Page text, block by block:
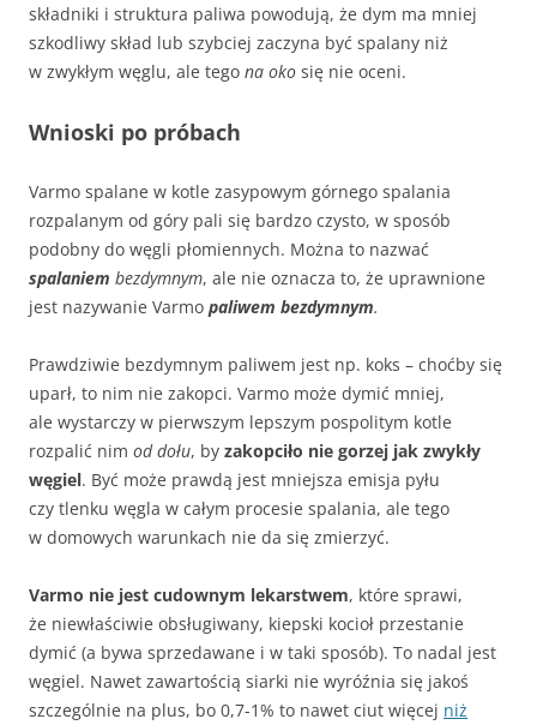
składniki i struktura paliwa powodują, że dym ma mniej
szkodliwy skład lub szybciej zaczyna być spalany niż
w zwykłym węglu, ale tego na oko się nie oceni.
Wnioski po próbach
Varmo spalane w kotle zasypowym górnego spalania
rozpalanym od góry pali się bardzo czysto, w sposób
podobny do węgli płomiennych. Można to nazwać
spalaniem bezdymnym, ale nie oznacza to, że uprawnione
jest nazywanie Varmo paliwem bezdymnym.
Prawdziwie bezdymnym paliwem jest np. koks – choćby się
uparł, to nim nie zakopci. Varmo może dymić mniej,
ale wystarczy w pierwszym lepszym pospolitym kotle
rozpalić nim od dołu, by zakopciło nie gorzej jak zwykły
węgiel. Być może prawdą jest mniejsza emisja pyłu
czy tlenku węgla w całym procesie spalania, ale tego
w domowych warunkach nie da się zmierzyć.
Varmo nie jest cudownym lekarstwem, które sprawi,
że niewłaściwie obsługiwany, kiepski kocioł przestanie
dymić (a bywa sprzedawane i w taki sposób). To nadal jest
węgiel. Nawet zawartością siarki nie wyróźnia się jakoś
szczególnie na plus, bo 0,7-1% to nawet ciut więcej niż